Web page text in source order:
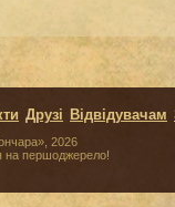
2026
на першоджерело!
Друзі Відвідувачам